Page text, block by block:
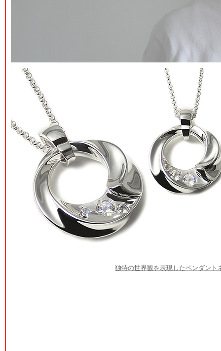
独特の世界観を表現したペンダン